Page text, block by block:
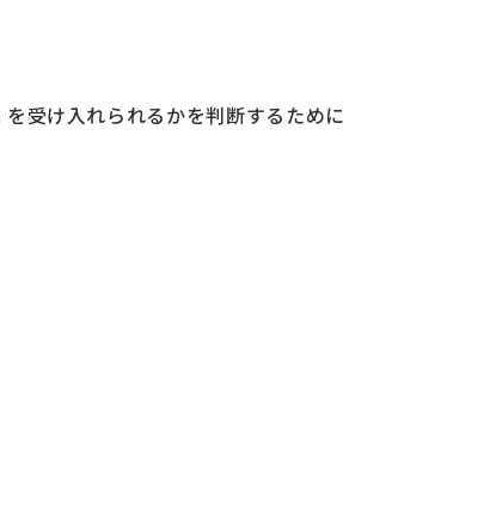
受け入れられるかを判断するために